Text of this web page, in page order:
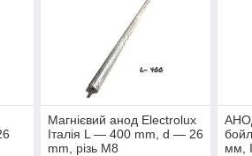
Магнієвий анод Electrolux
Італія L — 400 mm, d — 26
mm, різь M8
мм,